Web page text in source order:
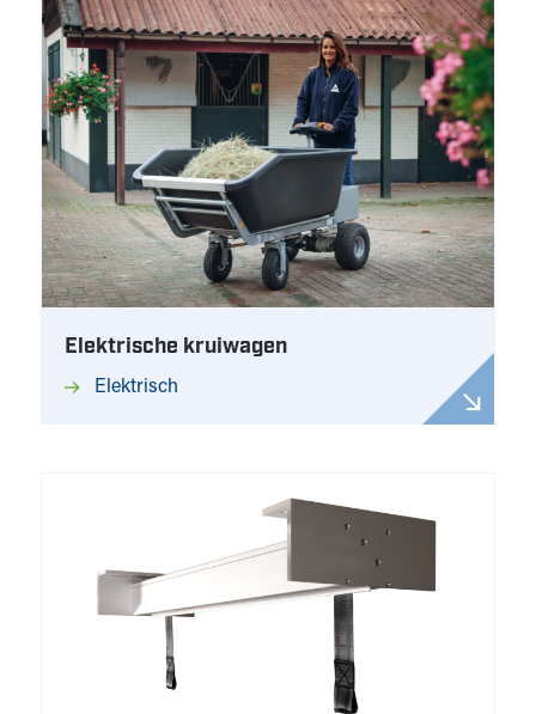
Elektrische kruiwagen
Elektrisch